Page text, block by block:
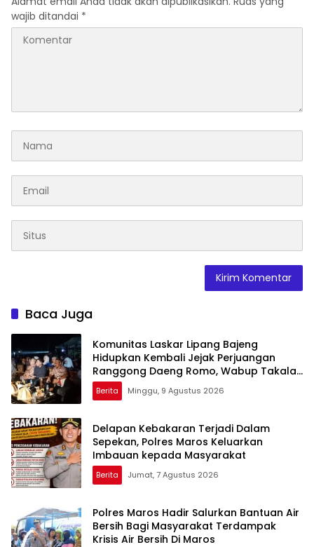
dan Inovasi Award 2026
wajib ditandai *
Baca Juga
Komunitas Laskar Lipang Bajeng
Hidupkan Kembali Jejak Perjuangan
Ranggong Daeng Romo, Wabup Takalar:
Apresiasi Bahwa Sejarah Adalah
Warisan yang Tak Ternilai”.
Berita Minggu, 9 Agustus 2026
Delapan Kebakaran Terjadi Dalam
Sepekan, Polres Maros Keluarkan
Imbauan kepada Masyarakat
Berita Jumat, 7 Agustus 2026
Polres Maros Hadir Salurkan Bantuan Air
Bersih Bagi Masyarakat Terdampak
Krisis Air Bersih Di Maros